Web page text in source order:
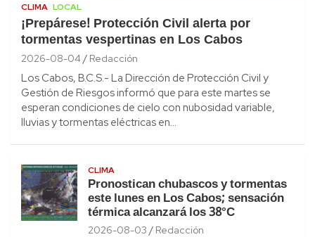
CLIMA LOCAL
¡Prepárese! Protección Civil alerta por
tormentas vespertinas en Los Cabos
2026-08-04 Redacción
Los Cabos, B.C.S.- La Dirección de Protección Civil y
Gestión de Riesgos informó que para este martes se
esperan condiciones de cielo con nubosidad variable,
lluvias y tormentas eléctricas en…
CLIMA
Pronostican chubascos y tormentas
este lunes en Los Cabos; sensación
térmica alcanzará los 38°C
2026-08-03 Redacción